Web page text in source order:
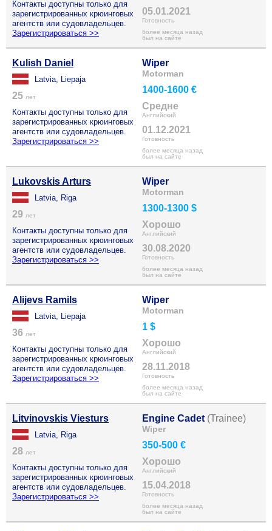
Контакты доступны только для
зарегистрированных крюинговых
агентств или судовладельцев.
Зарегистрироваться >>
05.01.2021
Готовность
более месяца назад
был на сайте
Kulish Daniel
Latvia, Liepaja
25 лет
Контакты доступны только для
зарегистрированных крюинговых
агентств или судовладельцев.
Зарегистрироваться >>
Wiper
Motorman
1400-1600 €
Средне
Английский
01.12.2021
Готовность
более месяца назад
был на сайте
Lukovskis Arturs
Latvia, Riga
29 лет
Контакты доступны только для
зарегистрированных крюинговых
агентств или судовладельцев.
Зарегистрироваться >>
Wiper
Motorman
1300-1300 $
Хорошо
Английский
30.08.2020
Готовность
более месяца назад
был на сайте
Alijevs Ramils
Latvia, Liepaja
36 лет
Контакты доступны только для
зарегистрированных крюинговых
агентств или судовладельцев.
Зарегистрироваться >>
Wiper
Motorman
1 $
Хорошо
Английский
28.11.2018
Готовность
более месяца назад
был на сайте
Litvinovskis Viesturs
Latvia, Riga
28 лет
Контакты доступны только для
зарегистрированных крюинговых
агентств или судовладельцев.
Зарегистрироваться >>
Engine Cadet (Trainee)
Wiper
350-500 €
Хорошо
Английский
15.04.2018
Готовность
более месяца назад
был на сайте